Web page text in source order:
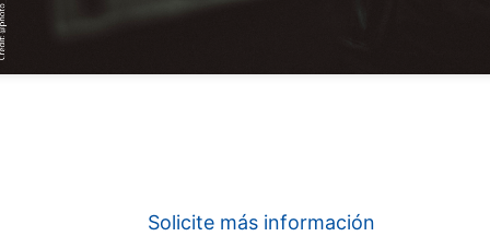
Solicite más información